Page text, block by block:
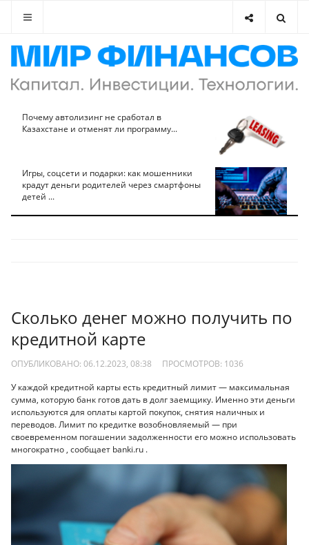
Почему автолизинг не сработал в
Казахстане и отменят ли программу...
Игры, соцсети и подарки: как мошенники
крадут деньги родителей через смартфоны
детей ...
Сколько денег можно получить по
кредитной карте
ОПУБЛИКОВАНО: 06.12.2023, 08:38 ПРОСМОТРОВ: 1036
У каждой кредитной карты есть кредитный лимит — максимальная
сумма, которую банк готов дать в долг заемщику. Именно эти деньги
используются для оплаты картой покупок, снятия наличных и
переводов. Лимит по кредитке возобновляемый — при
своевременном погашении задолженности его можно использовать
многократно , сообщает banki.ru .